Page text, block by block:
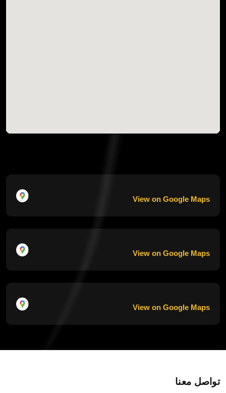
View on Google Maps
View on Google Maps
View on Google Maps
تواصل معنا